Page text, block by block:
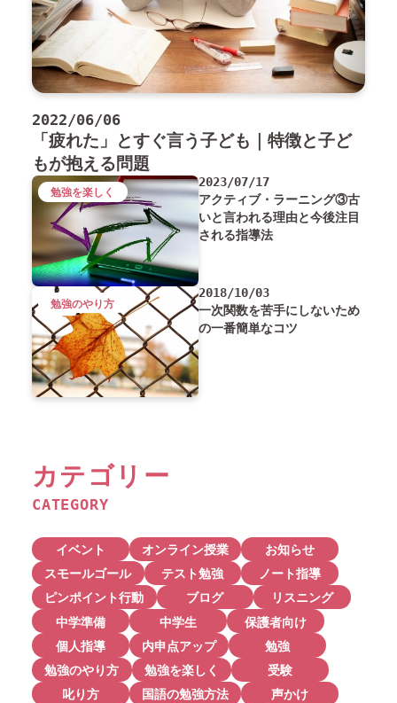
2022/06/06
「疲れた」とすぐ言う子ども｜特徴と子ど
もが抱える問題
2023/07/17
アクティブ・ラーニング③古
いと言われる理由と今後注目
される指導法
勉強を楽しく
2018/10/03
一次関数を苦手にしないため
の一番簡単なコツ
勉強のやり方
カテゴリー
CATEGORY
イベント オンライン授業
お知らせ
スモールゴール
テスト勉強
ノート指導
ピンポイント行動
ブログ
リスニング
中学準備
中学生
保護者向け
個人指導
内申点アップ
勉強
勉強のやり方
勉強を楽しく
受験
叱り方
国語の勉強方法
声かけ